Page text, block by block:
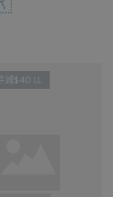
減$40 LL